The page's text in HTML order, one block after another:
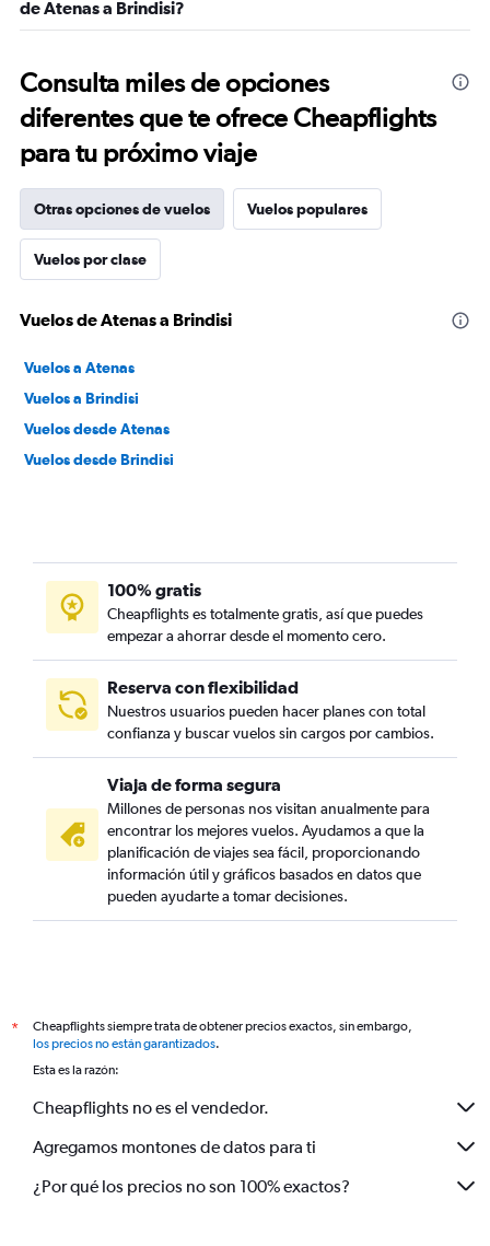
de Atenas a Brindisi?
Consulta miles de opciones
diferentes que te ofrece Cheapflights
para tu próximo viaje
Otras opciones de vuelos Vuelos populares
Vuelos por clase
Vuelos de Atenas a Brindisi
Vuelos a Atenas
Vuelos a Brindisi
Vuelos desde Atenas
Vuelos desde Brindisi
100% gratis
Cheapflights es totalmente gratis, así que puedes
empezar a ahorrar desde el momento cero.
Reserva con flexibilidad
Nuestros usuarios pueden hacer planes con total
confianza y buscar vuelos sin cargos por cambios.
Viaja de forma segura
Millones de personas nos visitan anualmente para
encontrar los mejores vuelos. Ayudamos a que la
planificación de viajes sea fácil, proporcionando
información útil y gráficos basados en datos que
pueden ayudarte a tomar decisiones.
*
Cheapflights siempre trata de obtener precios exactos, sin embargo,
los precios no están garantizados.
Esta es la razón:
Cheapflights no es el vendedor.
Agregamos montones de datos para ti
¿Por qué los precios no son 100% exactos?